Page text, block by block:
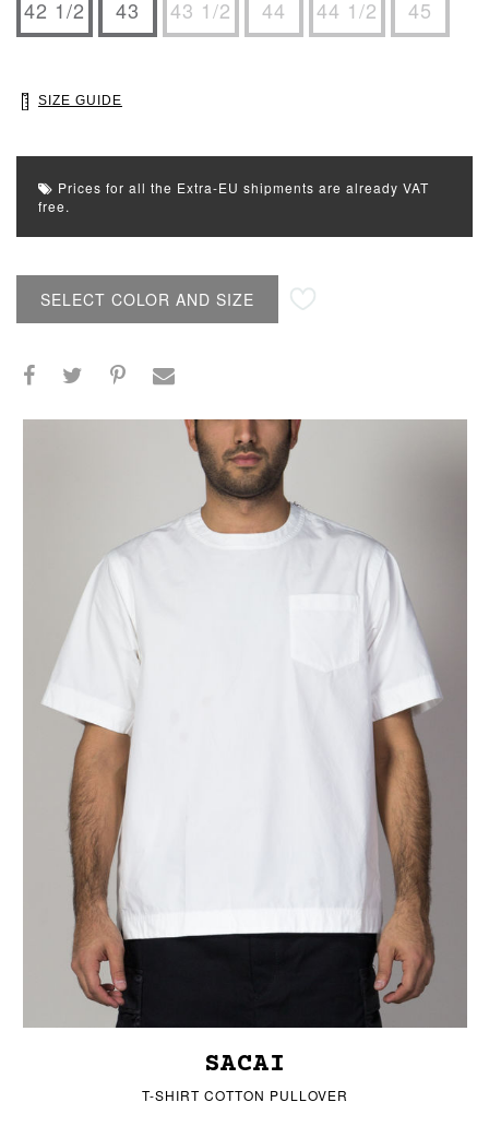
42 1/2 43 43 1/2 44 44 1/2 45
SIZE GUIDE
Prices for all the Extra-EU shipments are already VAT
free.
SELECT COLOR AND SIZE
SACAI
T-SHIRT COTTON PULLOVER